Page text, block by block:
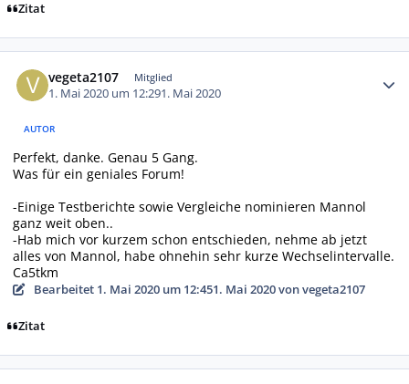
Zitat
vegeta2107 Mitglied
1. Mai 2020 um 12:291. Mai 2020
AUTOR
Perfekt, danke. Genau 5 Gang.
Was für ein geniales Forum!
-Einige Testberichte sowie Vergleiche nominieren Mannol
ganz weit oben..
-Hab mich vor kurzem schon entschieden, nehme ab jetzt
alles von Mannol, habe ohnehin sehr kurze Wechselintervalle.
Ca5tkm
Bearbeitet 1. Mai 2020 um 12:451. Mai 2020von vegeta2107
Zitat